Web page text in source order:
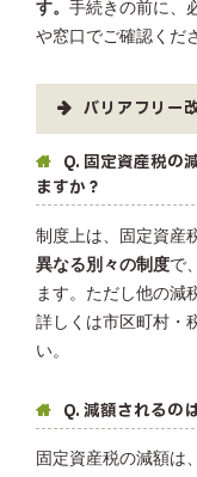
す。 手続きの前に、
や窓口でご確認くだ
バリアフリー
Q. 固定資産税の
ますか？
制度上は、固定資産
異なる別々の制度で
ます。ただし他の減
詳しくは市区町村・
い。
Q. 減額されるの
固定資産税の減額は、